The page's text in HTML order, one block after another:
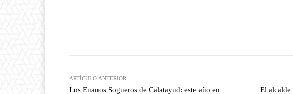
ARTÍCULO ANTERIOR
Los Enanos Sogueros de Calatayud: este año en
El alcalde